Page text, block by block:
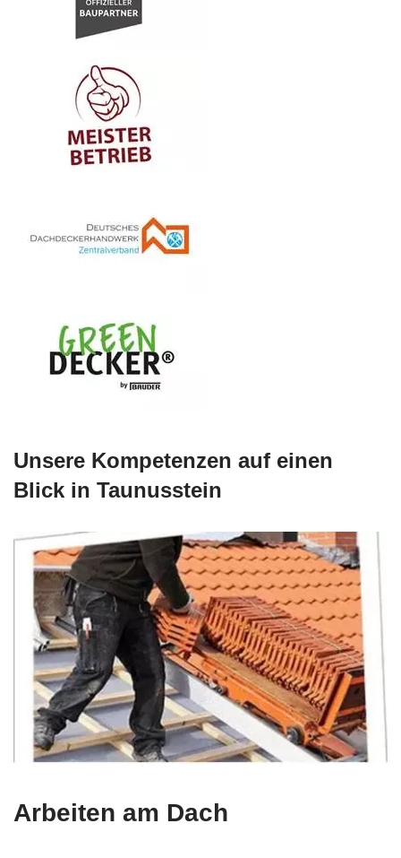
Unsere Kompetenzen auf einen
Blick in Taunusstein
Arbeiten am Dach